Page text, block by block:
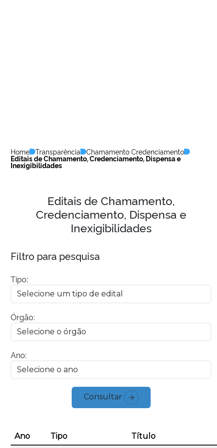
Home Transparência Chamamento Credenciamento
Editais de Chamamento, Credenciamento, Dispensa e
Inexigibilidades
Editais de Chamamento,
Credenciamento, Dispensa e
Inexigibilidades
Filtro para pesquisa
Tipo:
Órgão:
Ano:
Consultar
Ano Tipo Título